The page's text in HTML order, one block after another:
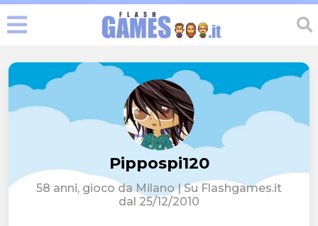
Pippospi120
58 anni, gioco da Milano | Su Flashgames.it
dal 25/12/2010